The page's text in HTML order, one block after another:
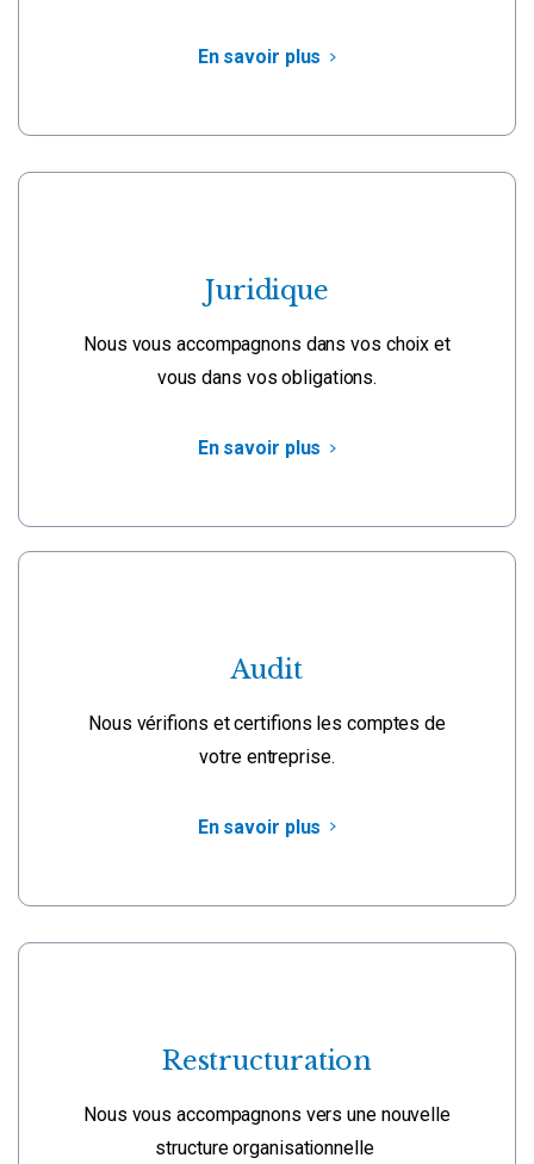
En savoir plus
Juridique
Nous vous accompagnons dans vos choix et
vous dans vos obligations.
En savoir plus
Audit
Nous vérifions et certifions les comptes de
votre entreprise.
En savoir plus
Restructuration
Nous vous accompagnons vers une nouvelle
structure organisationnelle